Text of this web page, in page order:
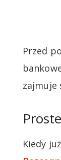
Przed
zajmuje
Kiedy